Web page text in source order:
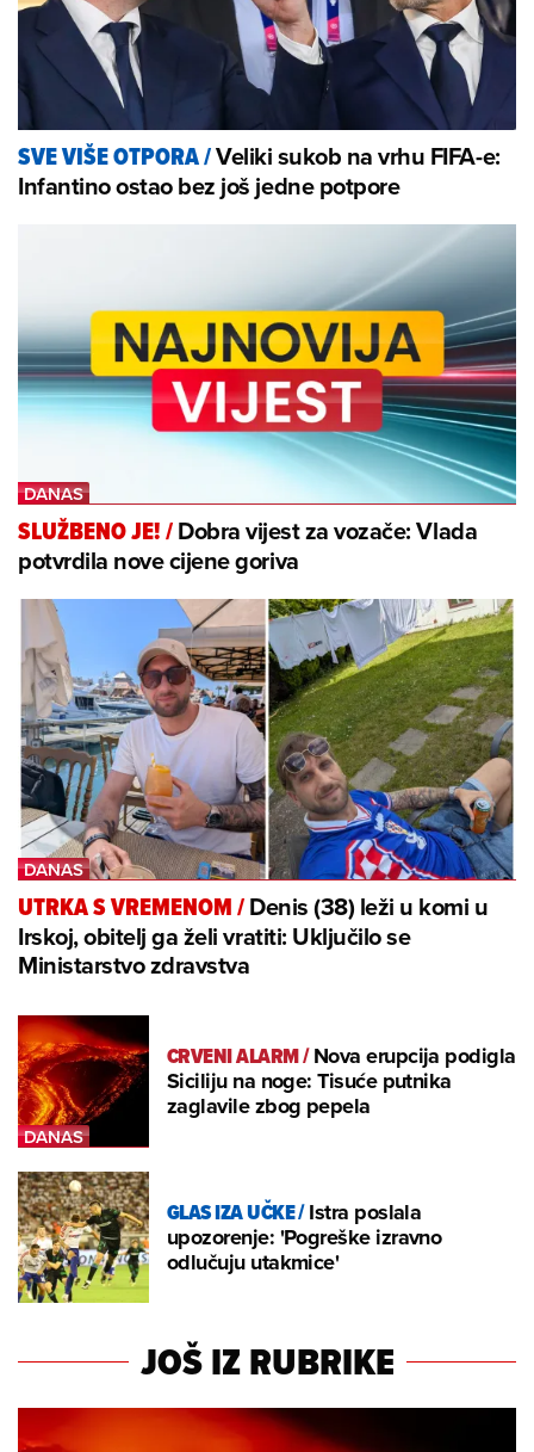
SVE VIŠE OTPORA/Veliki sukob na vrhu FIFA-e:
Infantino ostao bez još jedne potpore
SLUŽBENO JE!/Dobra vijest za vozače: Vlada
potvrdila nove cijene goriva
UTRKA S VREMENOM/Denis (38) leži u komi u
Irskoj, obitelj ga želi vratiti: Uključilo se
Ministarstvo zdravstva
CRVENI ALARM/Nova erupcija podigla
Siciliju na noge: Tisuće putnika
zaglavile zbog pepela
GLAS IZA UČKE/Istra poslala
upozorenje: 'Pogreške izravno
odlučuju utakmice'
JOŠ IZ RUBRIKE